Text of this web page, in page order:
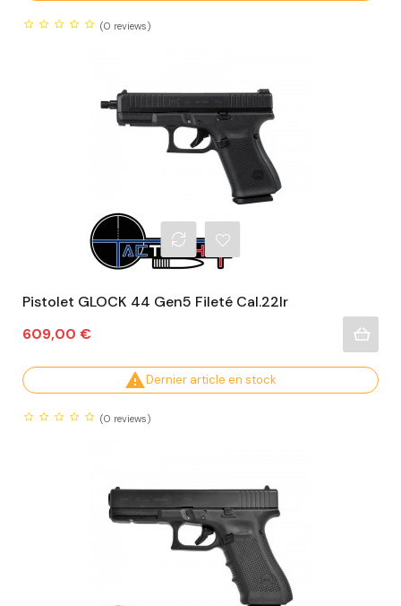
(0 reviews)
Pistolet GLOCK 44 Gen5 Fileté Cal.22lr
Prix
609,00 €
Dernier article en stock
(0 reviews)